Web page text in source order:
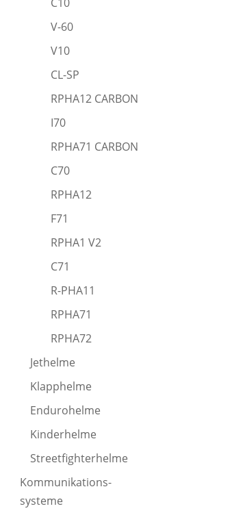
V-60
V10
CL-SP
RPHA12 CARBON
I70
RPHA71 CARBON
C70
RPHA12
F71
RPHA1 V2
C71
R-PHA11
RPHA71
RPHA72
Jethelme
Klapphelme
Endurohelme
Kinderhelme
Streetfighterhelme
Kommunikations-
systeme